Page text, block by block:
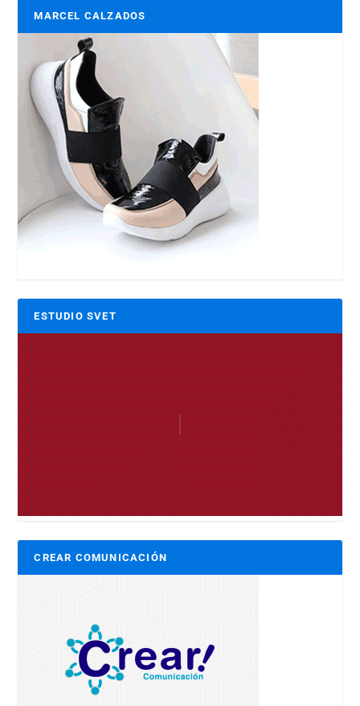
MARCEL CALZADOS
ESTUDIO SVET
CREAR COMUNICACIÓN